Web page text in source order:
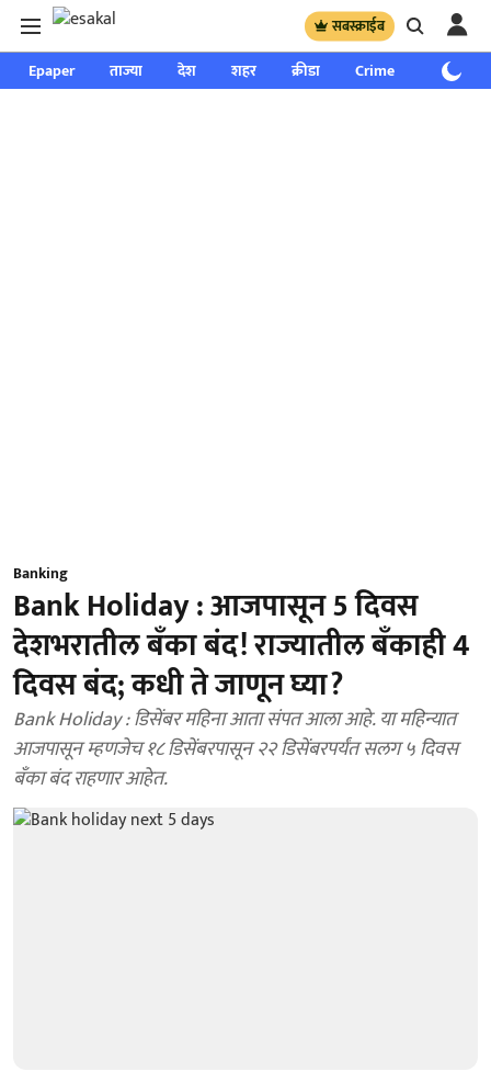
सबस्क्राईब
Epaper ताज्या देश शहर क्रीडा Crime साप्ताहिक
Banking
Bank Holiday : आजपासून 5 दिवस
देशभरातील बँका बंद! राज्यातील बँकाही 4
दिवस बंद; कधी ते जाणून घ्या?
Bank Holiday : डिसेंबर महिना आता संपत आला आहे. या महिन्यात
आजपासून म्हणजेच १८ डिसेंबरपासून २२ डिसेंबरपर्यंत सलग ५ दिवस
बँका बंद राहणार आहेत.